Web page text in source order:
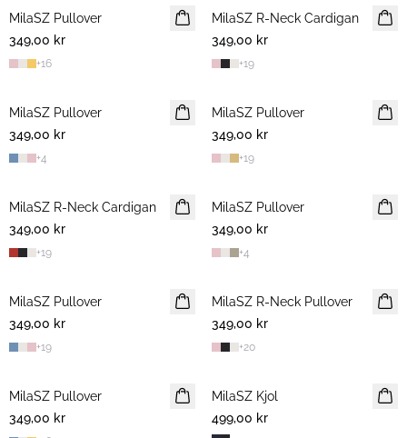
NYHET
MilaSZ Pullover
349,00 kr
+16
NYHET
MilaSZ R-Neck Cardigan
349,00 kr
+19
NYHET
MilaSZ Pullover
349,00 kr
+4
NYHET
MilaSZ Pullover
349,00 kr
+19
NYHET
MilaSZ R-Neck Cardigan
349,00 kr
+19
NYHET
MilaSZ Pullover
349,00 kr
+4
NYHET
MilaSZ Pullover
349,00 kr
+19
NYHET
MilaSZ R-Neck Pullover
349,00 kr
+20
NYHET
MilaSZ Pullover
349,00 kr
NYHET
MilaSZ Kjol
499,00 kr